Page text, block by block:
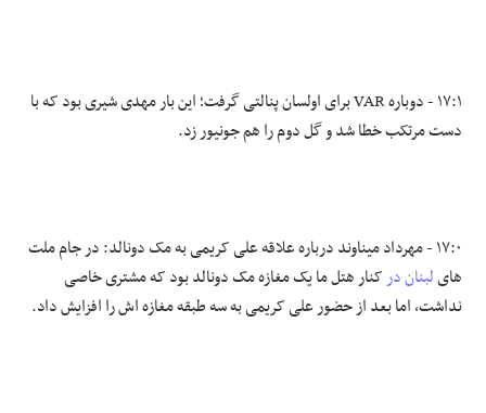
۱۷:۱ - دوباره VAR برای اولسان پنالتی گرفت؛ این بار مهدی شیری بود که با
دست مرتکب خطا شد و گل دوم را هم جونیور زد.
۱۷:۰ - مهرداد میناوند درباره علاقه علی کریمی به مک دونالد: در جام ملت
هایلبنان درکنار هتل ما یک مغازه مک دونالد بود که مشتری خاصی
نداشت، اما بعد از حضور علی کریمی به سه طبقه مغازه اش را افزایش داد.